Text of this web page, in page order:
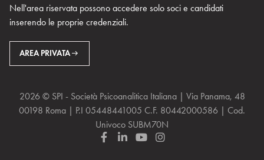
MULTIMEDIA
CONTATTI
RIVISTE
ARCHIVIO STORICO
Nell'area riservata possono accedere solo soci e candidati
inserendo le proprie credenziali.
AREA PRIVATA
2026 © SPI - Società Psicoanalitica Italiana | Via Panama, 48
00198 Roma | P.I 05448441005 C.F. 80442000586 | Cod.
Univoco SUBM70N
F
L
Y
I